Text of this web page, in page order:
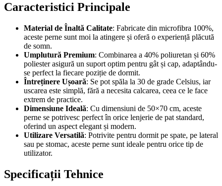
Caracteristici Principale
Material de Înaltă Calitate: Fabricate din microfibra 100%,
aceste perne sunt moi la atingere și oferă o experiență plăcută
de somn.
Umplutură Premium: Combinarea a 40% poliuretan și 60%
poliester asigură un suport optim pentru gât și cap, adaptându-
se perfect la fiecare poziție de dormit.
Întreținere Ușoară: Se pot spăla la 30 de grade Celsius, iar
uscarea este simplă, fără a necesita calcarea, ceea ce le face
extrem de practice.
Dimensiune Ideală: Cu dimensiuni de 50×70 cm, aceste
perne se potrivesc perfect în orice lenjerie de pat standard,
oferind un aspect elegant și modern.
Utilizare Versatilă: Potrivite pentru dormit pe spate, pe lateral
sau pe stomac, aceste perne sunt ideale pentru orice tip de
utilizator.
Specificații Tehnice